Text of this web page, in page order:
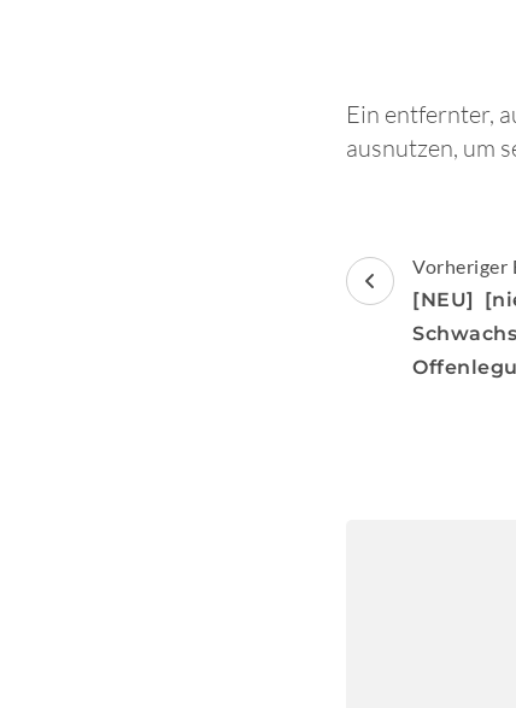
Ein entfernter,
ausnutzen, um
Vorheriger
[NEU]